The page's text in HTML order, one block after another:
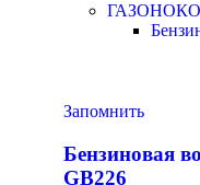
Запомнить
Бензиновая
GB226